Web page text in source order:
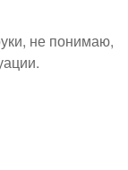
не понимаю,